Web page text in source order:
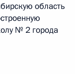
область
№ 2 города